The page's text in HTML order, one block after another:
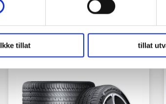
Ikke tillat tillat